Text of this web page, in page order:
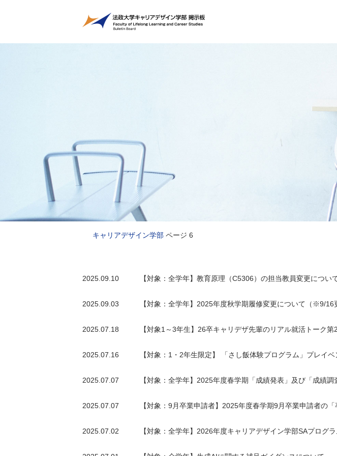
キャリアデザイン学部 ページ 6
2025.09.10 【対象：全学年】教育原理（C5306）の担当教員変更につい
2025.09.03 【対象：全学年】2025年度秋学期履修変更について（※9/16
2025.07.18 【対象1～3年生】26卒キャリデザ先輩のリアル就活トーク第
2025.07.16 【対象：1・2年生限定】 「さし飯体験プログラム」プレイ
2025.07.07 【対象：全学年】2025年度春学期「成績発表」及び「成績調
2025.07.07 【対象：9月卒業申請者】2025年度春学期9月卒業申請者の
2025.07.02 【対象：全学年】2026年度キャリアデザイン学部SAプログ